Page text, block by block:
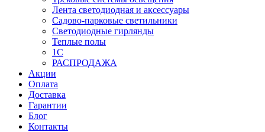
Лента светодиодная и аксессуары
Садово-парковые светильники
Светодиодные гирлянды
Теплые полы
1С
РАСПРОДАЖА
Акции
Оплата
Доставка
Гарантии
Блог
Контакты